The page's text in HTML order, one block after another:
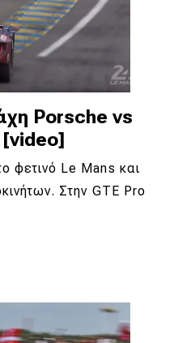
Porsche vs
[video]
φετινό Le Mans και
Στην GTE Pro